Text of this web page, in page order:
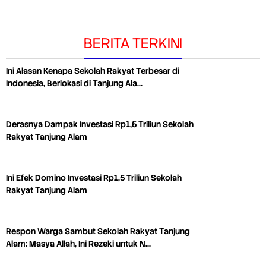
BERITA TERKINI
Ini Alasan Kenapa Sekolah Rakyat Terbesar di
Indonesia, Berlokasi di Tanjung Ala…
Derasnya Dampak Investasi Rp1,5 Triliun Sekolah
Rakyat Tanjung Alam
Ini Efek Domino Investasi Rp1,5 Triliun Sekolah
Rakyat Tanjung Alam
Respon Warga Sambut Sekolah Rakyat Tanjung
Alam: Masya Allah, Ini Rezeki untuk N…